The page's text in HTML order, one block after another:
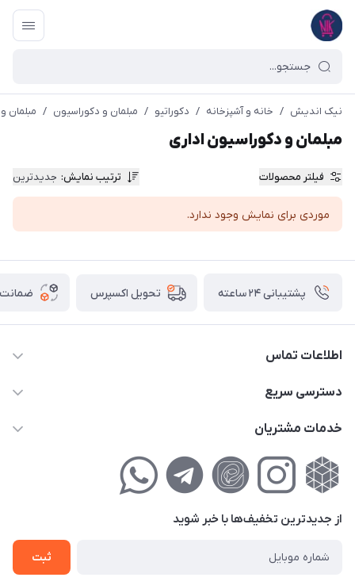
نیک اندیش / خانه و آشپزخانه / دکوراتیو / مبلمان و دکوراسیون / مبلمان
مبلمان و دکوراسیون اداری
فیلتر محصولات ترتیب نمایش: جدیدترین
موردی برای نمایش وجود ندارد.
پشتیبانی ۲۴ ساعته تحویل اکسپرس ضمانت
اطلاعات تماس
02177111474
کوچه گلریز 4 غربی ، پلاک 13
دسترسی سریع
حساب کاربری
لیست محصولات
خدمات مشتریان
راهنمای‌خرید‌آنلاین
حریم خصوصی
فروش‌اقساطی
از جدید‌ترین تخفیف‌ها با‌ خبر شوید
ثبت